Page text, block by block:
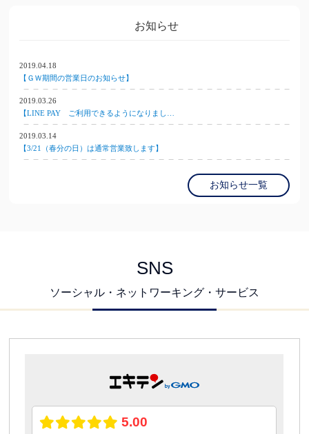
お知らせ
2019.04.18
【ＧＷ期間の営業日のお知らせ】
2019.03.26
【LINE PAY ご利用できるようになりまし…
2019.03.14
【3/21（春分の日）は通常営業致します】
お知らせ一覧
SNS
ソーシャル・ネットワーキング・サービス